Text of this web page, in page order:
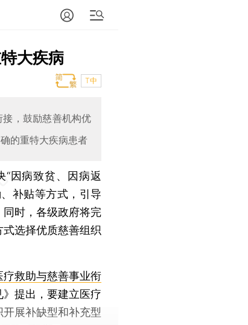
大疾病
T中
，鼓励慈善机构优
的重特大疾病患者
“因病致贫、因病返
补贴等方式，引导
时，各级政府将完
选择优质慈善组织
救助与慈善事业衔
提出，要建立医疗
展补缺型和补充型